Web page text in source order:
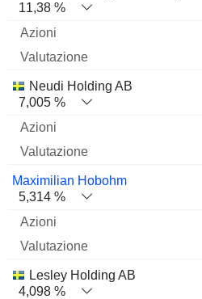
11,38 %
Neudi Holding AB
7,005 %
Maximilian Hobohm
5,314 %
Lesley Holding AB
4,098 %